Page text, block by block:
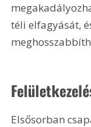
téli elfagyását,
Elsősorban